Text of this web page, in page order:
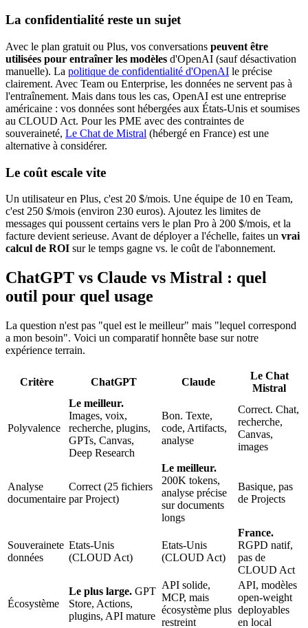
La confidentialité reste un sujet
Avec le plan gratuit ou Plus, vos conversations peuvent être
utilisées pour entraîner les modèles d'OpenAI (sauf désactivation
manuelle). La politique de confidentialité d'OpenAI le précise
clairement. Avec Team ou Enterprise, les données ne servent pas à
l'entraînement. Mais dans tous les cas, OpenAI est une entreprise
américaine : vos données sont hébergées aux États-Unis et soumises
au CLOUD Act. Pour les PME avec des contraintes de
souveraineté, Le Chat de Mistral (hébergé en France) est une
alternative à considérer.
Le coût escale vite
Un utilisateur en Plus, c'est 20 $/mois. Une équipe de 10 en Team,
c'est 250 $/mois (environ 230 euros). Ajoutez les limites de
messages qui poussent certains vers le plan Pro à 200 $/mois, et la
facture devient serieuse. Avant de déployer a l'échelle, faites un vrai
calcul de ROI sur le temps gagne vs. le coût de l'abonnement.
ChatGPT vs Claude vs Mistral : quel
outil pour quel usage
La question n'est pas "quel est le meilleur" mais "lequel correspond
a mon besoin". Voici un comparatif honnête base sur notre
expérience terrain.
Critère ChatGPT Claude
Le Chat
Mistral
Polyvalence
Le meilleur.
Images, voix,
recherche, plugins,
GPTs, Canvas,
Deep Research
Bon. Texte,
code, Artifacts,
analyse
Correct. Chat,
recherche,
Canvas,
images
Analyse
documentaire
Correct (25 fichiers
par Project)
Le meilleur.
200K tokens,
analyse précise
sur documents
longs
Basique, pas
de Projects
Souverainete
données
Etats-Unis
(CLOUD Act)
Etats-Unis
(CLOUD Act)
France.
RGPD natif,
pas de
CLOUD Act
Écosystème
Le plus large. GPT
Store, Actions,
plugins, API mature
API solide,
MCP, mais
écosystème plus
restreint
API, modèles
open-weight
deployables
en local